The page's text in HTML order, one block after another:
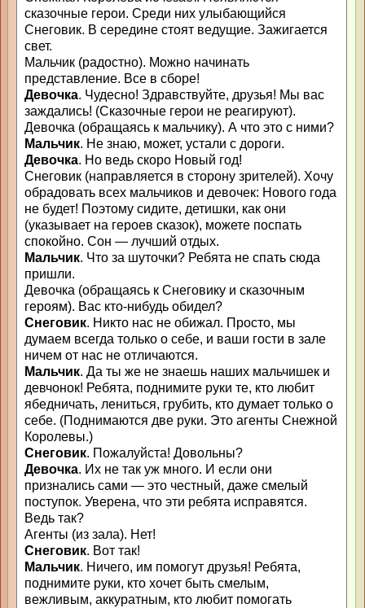
сказочные герои. Среди них улыбающийся
Снеговик. В середине стоят ведущие. Зажигается
свет.
Мальчик (радостно). Можно начинать
представление. Все в сборе!
Девочка. Чудесно! Здравствуйте, друзья! Мы вас
заждались! (Сказочные герои не реагируют).
Девочка (обращаясь к мальчику). А что это с ними?
Мальчик. Не знаю, может, устали с дороги.
Девочка. Но ведь скоро Новый год!
Снеговик (направляется в сторону зрителей). Хочу
обрадовать всех мальчиков и девочек: Нового года
не будет! Поэтому сидите, детишки, как они
(указывает на героев сказок), можете поспать
спокойно. Сон — лучший отдых.
Мальчик. Что за шуточки? Ребята не спать сюда
пришли.
Девочка (обращаясь к Снеговику и сказочным
героям). Вас кто-нибудь обидел?
Снеговик. Никто нас не обижал. Просто, мы
думаем всегда только о себе, и ваши гости в зале
ничем от нас не отличаются.
Мальчик. Да ты же не знаешь наших мальчишек и
девчонок! Ребята, поднимите руки те, кто любит
ябедничать, лениться, грубить, кто думает только о
себе. (Поднимаются две руки. Это агенты Снежной
Королевы.)
Снеговик. Пожалуйста! Довольны?
Девочка. Их не так уж много. И если они
признались сами — это честный, даже смелый
поступок. Уверена, что эти ребята исправятся.
Ведь так?
Агенты (из зала). Нет!
Снеговик. Вот так!
Мальчик. Ничего, им помогут друзья! Ребята,
поднимите руки, кто хочет быть смелым,
вежливым, аккуратным, кто любит помогать